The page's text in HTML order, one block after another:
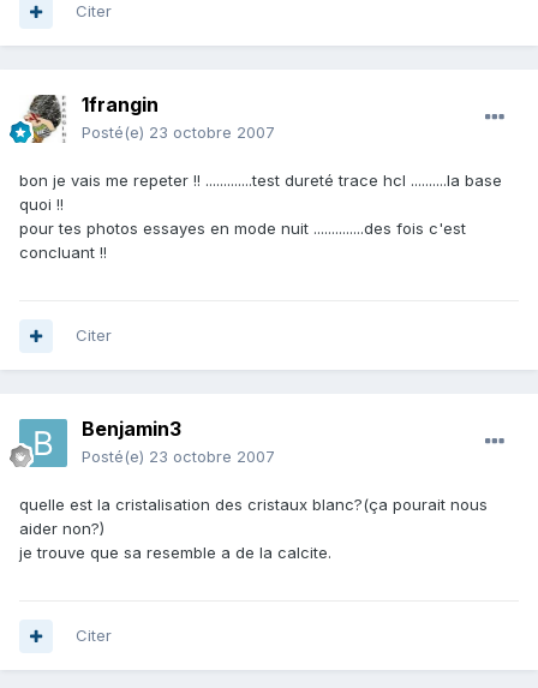
Citer
1frangin
Posté(e) 23 octobre 2007
bon je vais me repeter !! .............test dureté trace hcl ..........la base
quoi !!
pour tes photos essayes en mode nuit ..............des fois c'est
concluant !!
Citer
Benjamin3
Posté(e) 23 octobre 2007
quelle est la cristalisation des cristaux blanc?(ça pourait nous
aider non?)
je trouve que sa resemble a de la calcite.
Citer